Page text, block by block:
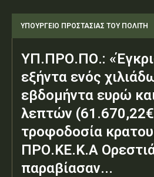
ΥΠΟΥΡΓΕΊΟ ΠΡΟΣΤΑΣΊΑΣ ΤΟΥ ΠΟΛΊΤΗ
ΥΠ.ΠΡΟ.ΠΟ.:
εξήντα ενός
εβδομήντα ευρώ
λεπτών
τροφοδοσία
ΠΡΟ.ΚΕ.Κ.Α
παραβίασαν...